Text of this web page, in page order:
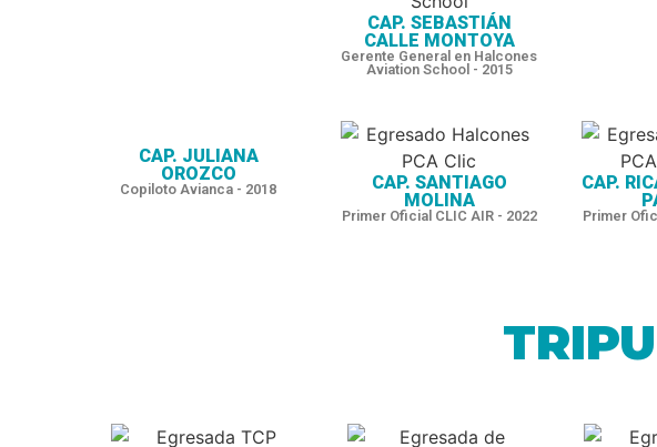
CAP. SEBASTIÁN
CALLE MONTOYA
Gerente General en Halcones
Aviation School - 2015
CAP. JULIANA
OROZCO
Copiloto Avianca - 2018
CAP. SANTIAGO
MOLINA
Primer Oficial CLIC AIR - 2022
CAP.
Primer